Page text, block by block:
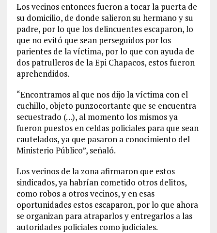
Los vecinos entonces fueron a tocar la puerta de
su domicilio, de donde salieron su hermano y su
padre, por lo que los delincuentes escaparon, lo
que no evitó que sean perseguidos por los
parientes de la víctima, por lo que con ayuda de
dos patrulleros de la Epi Chapacos, estos fueron
aprehendidos.
“Encontramos al que nos dijo la víctima con el
cuchillo, objeto punzocortante que se encuentra
secuestrado (…), al momento los mismos ya
fueron puestos en celdas policiales para que sean
cautelados, ya que pasaron a conocimiento del
Ministerio Público”, señaló.
Los vecinos de la zona afirmaron que estos
sindicados, ya habrían cometido otros delitos,
como robos a otros vecinos, y en esas
oportunidades estos escaparon, por lo que ahora
se organizan para atraparlos y entregarlos a las
autoridades policiales como judiciales.